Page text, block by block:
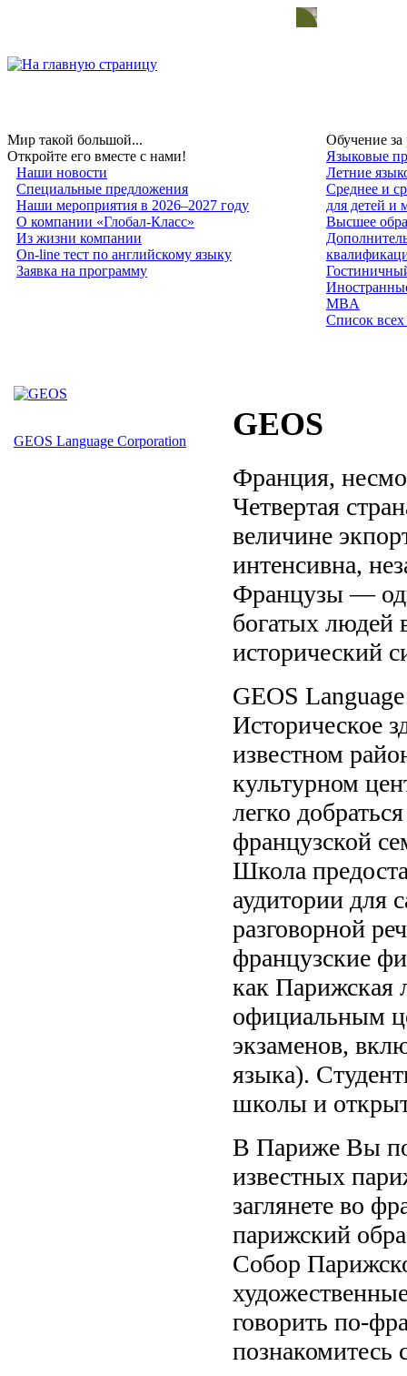
Мир такой большой...
Откройте его вместе с нами!
Наши новости
Специальные предложения
Наши мероприятия в 2026–2027 году
О компании «Глобал-Класс»
Из жизни компании
On-line тест по английскому языку
Заявка на программу
Обучение
Языковые
Летние
Среднее и
для детей и
Высшее
MBA
Список
GEOS Language Corporation GEOS
Франция,
Четвертая
величине
интенсивна,
Французы —
богатых людей
исторический
GEOS
Историческое
известном
культурном
легко
французской
Школа
аудитории для
разговорной
французские
как Парижская
официальным
экзаменов,
языка).
школы и
В Париже Вы
известных
заглянете во
парижский
Собор
говорить по-
познакомитесь